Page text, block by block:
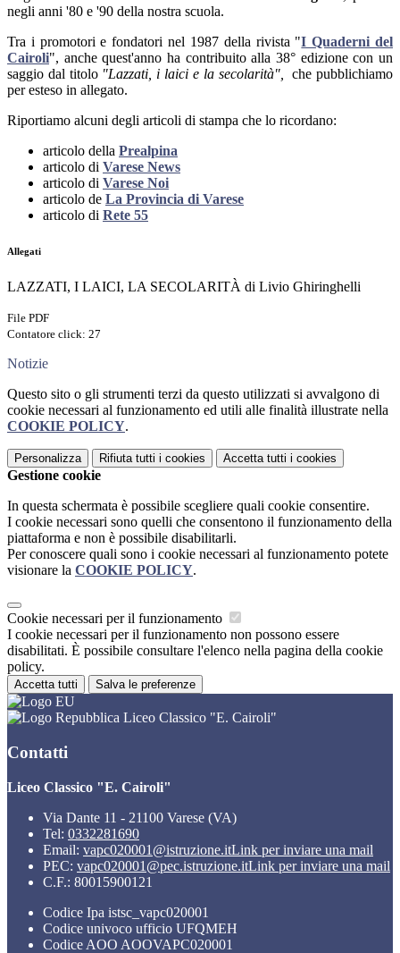
negli anni '80 e '90 della nostra scuola.
Tra i promotori e fondatori nel 1987 della rivista "I Quaderni del
Cairoli", anche quest'anno ha contribuito alla 38° edizione con un
saggio dal titolo "Lazzati, i laici e la secolarità",che pubblichiamo
per esteso in allegato.
Riportiamo alcuni degli articoli di stampa che lo ricordano:
articolo della Prealpina
articolo di Varese News
articolo di Varese Noi
articolo de La Provincia di Varese
articolo di Rete 55
Allegati
LAZZATI, I LAICI, LA SECOLARITÀ di Livio Ghiringhelli
File PDF
Contatore click: 27
Notizie
Questo sito o gli strumenti terzi da questo utilizzati si avvalgono di
cookie necessari al funzionamento ed utili alle finalità illustrate nella
COOKIE POLICY.
Personalizza Rifiuta tutti i cookies Accetta tutti i cookies
Gestione cookie
In questa schermata è possibile scegliere quali cookie consentire.
I cookie necessari sono quelli che consentono il funzionamento della
piattaforma e non è possibile disabilitarli.
Per conoscere quali sono i cookie necessari al funzionamento potete
visionare la COOKIE POLICY.
Cookie necessari per il funzionamento
I cookie necessari per il funzionamento non possono essere
disabilitati. È possibile consultare l'elenco nella pagina della cookie
policy.
Accetta tutti Salva le preferenze
Liceo Classico "E. Cairoli"
Contatti
Liceo Classico "E. Cairoli"
Via Dante 11 - 21100 Varese (VA)
Tel: 0332281690
Email: vapc020001@istruzione.itLink per inviare una mail
PEC: vapc020001@pec.istruzione.itLink per inviare una mail
C.F.: 80015900121
Codice Ipa istsc_vapc020001
Codice univoco ufficio UFQMEH
Codice AOO AOOVAPC020001